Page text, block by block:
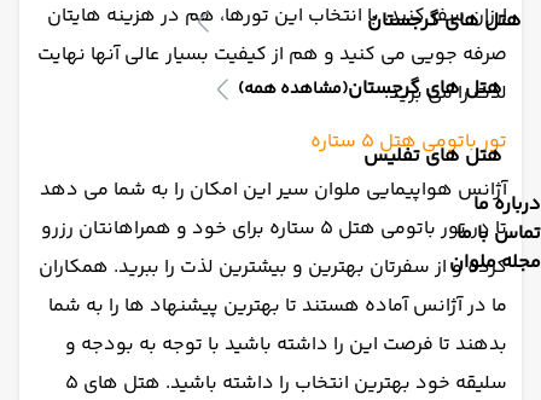
هتل های گرجستان
هتل های گرجستان(مشاهده همه)
هتل های تفلیس
درباره ما
تماس با ما
مجله ملوان
ارزان سفر کنید. با انتخاب این تورها، هم در هزینه هایتان
صرفه جویی می کنید و هم از کیفیت بسیار عالی آنها نهایت
لذت را می برید.
تور باتومی هتل 5 ستاره
آژانس هواپیمایی ملوان سیر این امکان را به شما می دهد
تا در تور باتومی هتل 5 ستاره برای خود و همراهانتان رزرو
کرده و از سفرتان بهترین و بیشترین لذت را ببرید. همکاران
ما در آژانس آماده هستند تا بهترین پیشنهاد ها را به شما
بدهند تا فرصت این را داشته باشید با توجه به بودجه و
سلیقه خود بهترین انتخاب را داشته باشید. هتل های 5